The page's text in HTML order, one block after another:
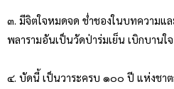
๓. มีจิตใจหมดจด ช่ำชองในบทความแ
พลารามอันเป็นวัดป่าร่มเย็น เบิกบานใจ
๔. บัดนี้ เป็นวาระครบ ๑๐๐ ปี แห่งชา